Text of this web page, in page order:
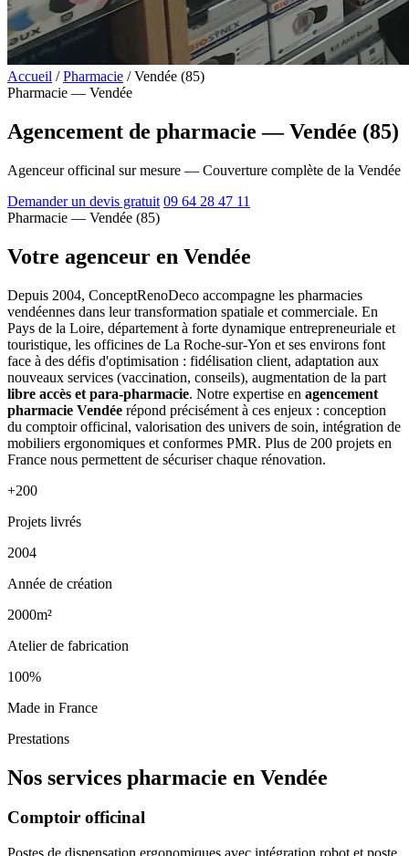
Accueil / Pharmacie / Vendée (85)
Pharmacie — Vendée
Agencement de pharmacie — Vendée (85)
Agenceur officinal sur mesure — Couverture complète de la Vendée
Demander un devis gratuit 09 64 28 47 11
Pharmacie — Vendée (85)
Votre agenceur en Vendée
Depuis 2004, ConceptRenoDeco accompagne les pharmacies
vendéennes dans leur transformation spatiale et commerciale. En
Pays de la Loire, département à forte dynamique entrepreneuriale et
touristique, les officines de La Roche-sur-Yon et ses environs font
face à des défis d'optimisation : fidélisation client, adaptation aux
nouveaux services (vaccination, conseils), augmentation de la part
libre accès et para-pharmacie. Notre expertise en agencement
pharmacie Vendée répond précisément à ces enjeux : conception
du comptoir officinal, valorisation des univers de soin, intégration de
mobiliers ergonomiques et conformes PMR. Plus de 200 projets en
France nous permettent de sécuriser chaque rénovation.
+200
Projets livrés
2004
Année de création
2000m²
Atelier de fabrication
100%
Made in France
Prestations
Nos services pharmacie en Vendée
Comptoir officinal